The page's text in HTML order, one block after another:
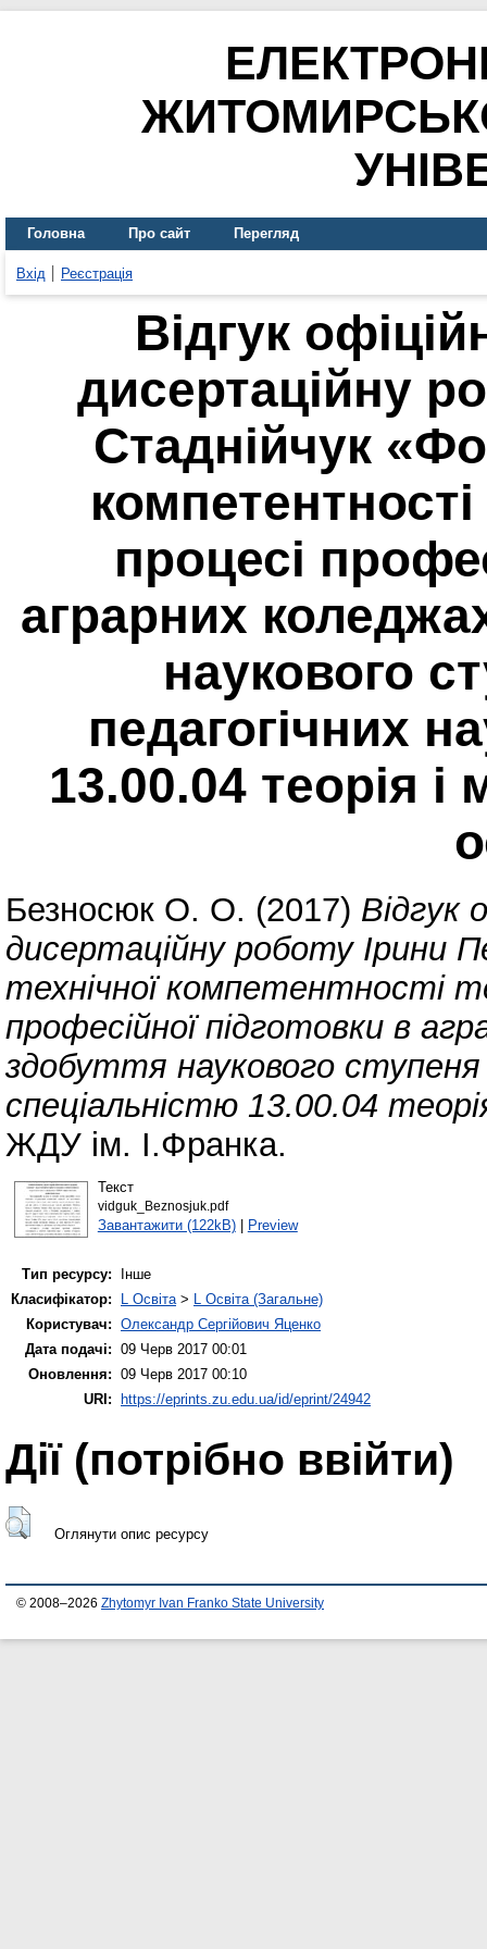
Головна Про сайт Перегляд
Вхід Реєстрація
Відгук
дисертаційну
Стаднійчук
компетентності
процесі
аграрних
наукового
педагогічних
13.00.04 теорія і
Безносюк О. О. (2017) Відгук
дисертаційну роботу Ірини
технічної компетентності
професійної підготовки в
здобуття наукового ступеня
спеціальністю 13.00.04
ЖДУ ім. І.Франка.
Текст
vidguk_Beznosjuk.pdf
Завантажити (122kB)| Preview
Тип ресурсу:
Інше
Класифікатор:
L Освіта> L Освіта (Загальне)
Користувач: Олександр Сергійович Яценко
Дата подачі: 09 Черв 2017 00:01
Оновлення: 09 Черв 2017 00:10
URI:
https://eprints.zu.edu.ua/id/eprint/24942
Дії ​​(потрібно ввійти)
Оглянути опис ресурсу
© 2008–2026 Zhytomyr Ivan Franko State University